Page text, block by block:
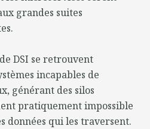
grandes suites
DSI se retrouvent
incapables de
générant des silos
pratiquement impossible
données qui les traversent.